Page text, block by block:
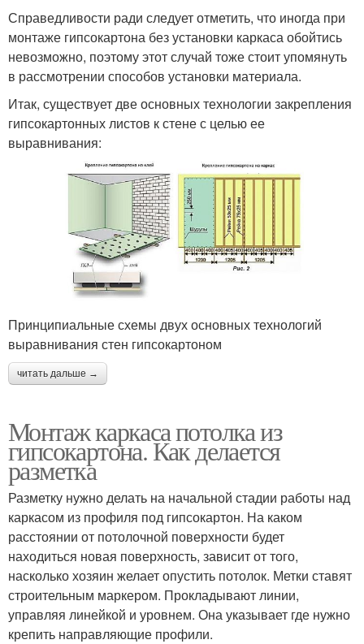
Справедливости ради следует отметить, что иногда при
монтаже гипсокартона без установки каркаса обойтись
невозможно, поэтому этот случай тоже стоит упомянуть
в рассмотрении способов установки материала.
Итак, существует две основных технологии закрепления
гипсокартонных листов к стене с целью ее
выравнивания:
Принципиальные схемы двух основных технологий
выравнивания стен гипсокартоном
читать дальше →
Монтаж каркаса потолка из
гипсокартона. Как делается
разметка
Разметку нужно делать на начальной стадии работы над
каркасом из профиля под гипсокартон. На каком
расстоянии от потолочной поверхности будет
находиться новая поверхность, зависит от того,
насколько хозяин желает опустить потолок. Метки ставят
строительным маркером. Прокладывают линии,
управляя линейкой и уровнем. Она указывает где нужно
крепить направляющие профили.